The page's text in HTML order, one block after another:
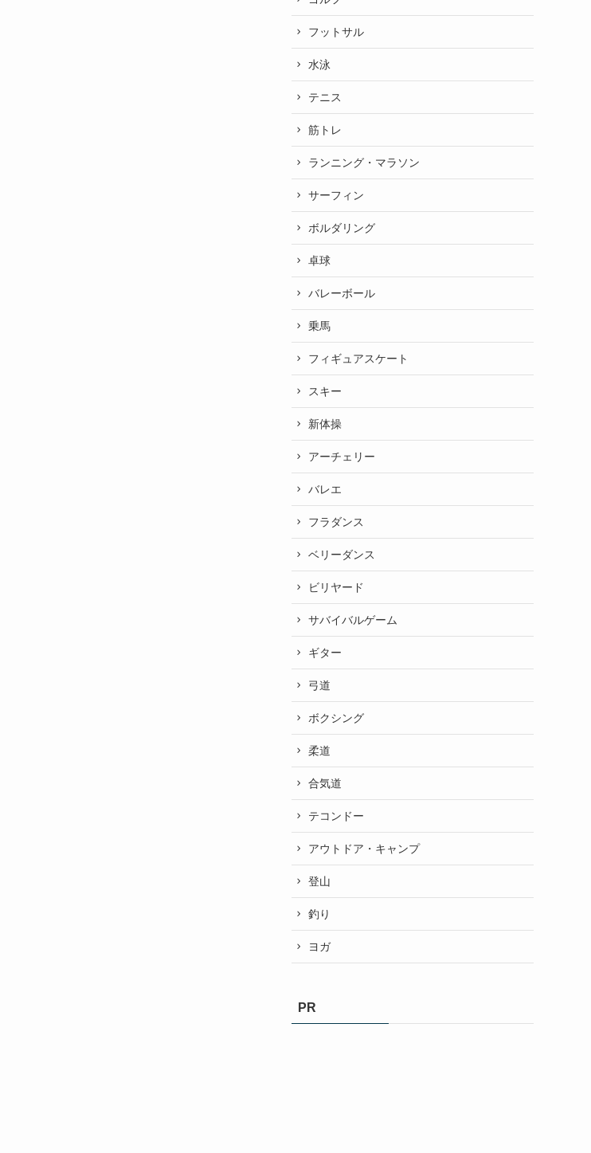
フットサル
水泳
テニス
筋トレ
ランニング・マラソン
サーフィン
ボルダリング
卓球
バレーボール
乗馬
フィギュアスケート
スキー
新体操
アーチェリー
バレエ
フラダンス
ベリーダンス
ビリヤード
サバイバルゲーム
ギター
弓道
ボクシング
柔道
合気道
テコンドー
アウトドア・キャンプ
登山
釣り
ヨガ
PR